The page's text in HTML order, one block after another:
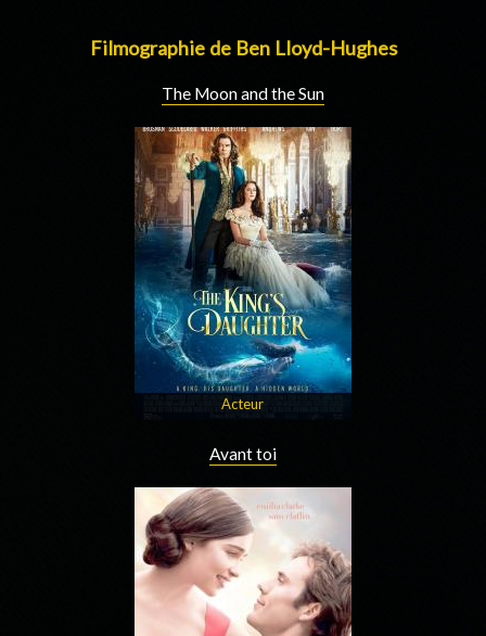
Filmographie de Ben Lloyd-Hughes
The Moon and the Sun
Acteur
Avant toi